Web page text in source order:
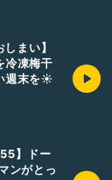
まい】
冷凍梅干
週末を☀️
】ドー
ンがとっ